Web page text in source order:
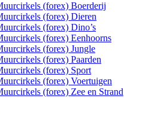
(forex) Boerderij
(forex) Dieren
(forex) Dino’s
(forex) Eenhoorns
(forex) Jungle
(forex) Paarden
(forex) Sport
(forex) Voertuigen
(forex) Zee en Strand